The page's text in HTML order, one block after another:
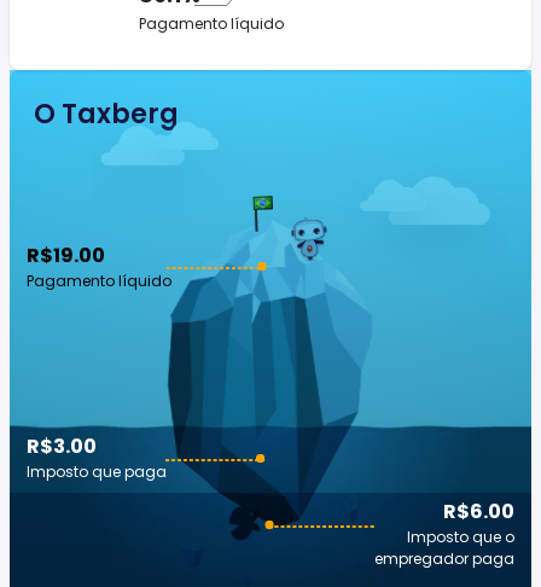
Pagamento líquido
O Taxberg
R$19.00
Pagamento líquido
R$6.00
Imposto que o
empregador paga
R$3.00
Imposto que paga